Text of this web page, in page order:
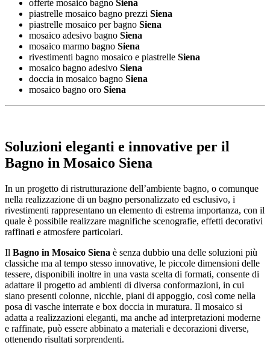
offerte mosaico bagno Siena
piastrelle mosaico bagno prezzi Siena
piastrelle mosaico per bagno Siena
mosaico adesivo bagno Siena
mosaico marmo bagno Siena
rivestimenti bagno mosaico e piastrelle Siena
mosaico bagno adesivo Siena
doccia in mosaico bagno Siena
mosaico bagno oro Siena
Soluzioni eleganti e innovative per il
Bagno in Mosaico Siena
In un progetto di ristrutturazione dell’ambiente bagno, o comunque
nella realizzazione di un bagno personalizzato ed esclusivo, i
rivestimenti rappresentano un elemento di estrema importanza, con il
quale è possibile realizzare magnifiche scenografie, effetti decorativi
raffinati e atmosfere particolari.
Il Bagno in Mosaico Siena è senza dubbio una delle soluzioni più
classiche ma al tempo stesso innovative, le piccole dimensioni delle
tessere, disponibili inoltre in una vasta scelta di formati, consente di
adattare il progetto ad ambienti di diversa conformazioni, in cui
siano presenti colonne, nicchie, piani di appoggio, così come nella
posa di vasche interrate e box doccia in muratura. Il mosaico si
adatta a realizzazioni eleganti, ma anche ad interpretazioni moderne
e raffinate, può essere abbinato a materiali e decorazioni diverse,
ottenendo risultati sorprendenti.